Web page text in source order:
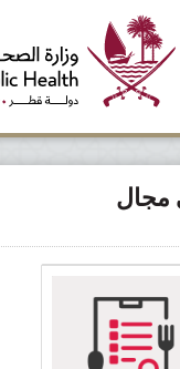
مجال